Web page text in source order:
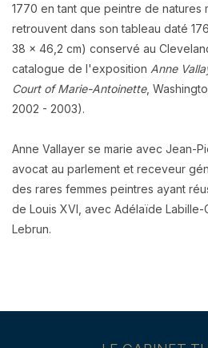
1770 en tant que peintre de natures
retrouvent dans son tableau daté
38 x 46,2 cm) conservé au
catalogue de l'exposition Anne
Court of Marie-Antoinette,
2002 - 2003).
Anne Vallayer se marie avec Jean-
avocat au parlement et receveur
des rares femmes peintres ayant
de Louis XVI, avec Adélaïde
Lebrun.